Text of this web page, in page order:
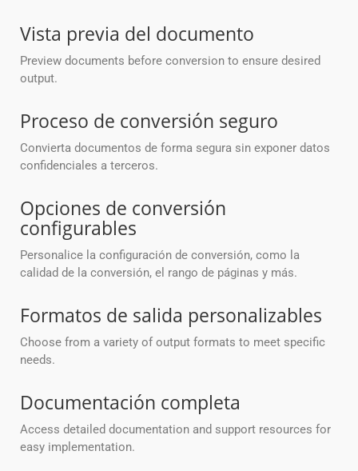
Vista previa del documento
Preview documents before conversion to ensure desired
output.
Proceso de conversión seguro
Convierta documentos de forma segura sin exponer datos
confidenciales a terceros.
Opciones de conversión
configurables
Personalice la configuración de conversión, como la
calidad de la conversión, el rango de páginas y más.
Formatos de salida personalizables
Choose from a variety of output formats to meet specific
needs.
Documentación completa
Access detailed documentation and support resources for
easy implementation.